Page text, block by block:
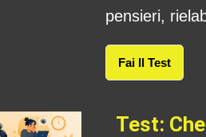
pensieri,
Fai Il Test
Test: